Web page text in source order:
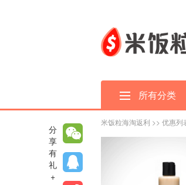
所有分类
米饭粒海淘返利 >> 优惠列
分
享
有
礼
+